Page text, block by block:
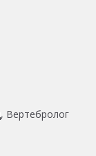
Вертебролог